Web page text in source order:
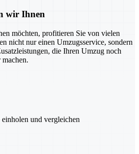
wir Ihnen
möchten, profitieren Sie von vielen
nicht nur einen Umzugsservice, sondern
die Ihren Umzug noch
machen.
und vergleichen